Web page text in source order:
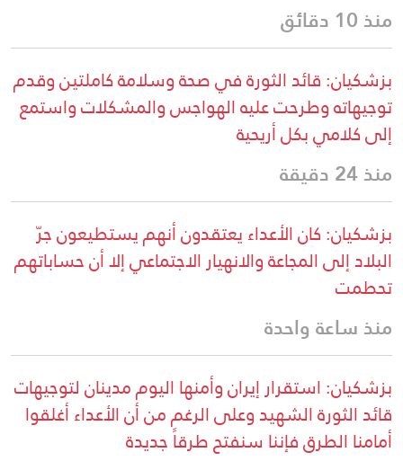
منذ 10 دقائق
بزشكيان: قائد الثورة في صحة وسلامة كاملتين وقدم
توجيهاته وطرحت عليه الهواجس والمشكلات واستمع
إلى كلامي بكل أريحية
منذ 24 دقيقة
بزشكيان: كان الأعداء يعتقدون أنهم يستطيعون جرّ
البلاد إلى المجاعة والانهيار الاجتماعي إلا أن حساباتهم
تحطمت
منذ ساعة واحدة
بزشكيان: استقرار إيران وأمنها اليوم مدينان لتوجيهات
قائد الثورة الشهيد وعلى الرغم من أن الأعداء أغلقوا
أمامنا الطرق فإننا سنفتح طرقاً جديدة